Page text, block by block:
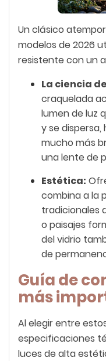
Un clásico
modelos de 2026
resistente con un
La ciencia
craquelada
lumen de luz
y se
mucho más
una lente de
Estética:
combina a la
tradicionales
o paisajes
del vidrio
de
Guía de
más
Al elegir entre
especificaciones
luces de alta